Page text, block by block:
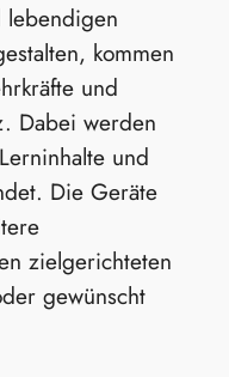
lebendigen
kommen
und
Dabei werden
und
Die Geräte
zielgerichteten
gewünscht